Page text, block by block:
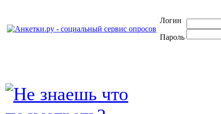
Логин
Пароль